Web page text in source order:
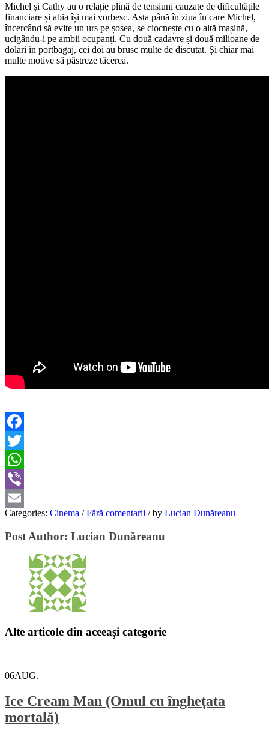
Michel și Cathy au o relație plină de tensiuni cauzate de dificultățile
financiare și abia își mai vorbesc. Asta până în ziua în care Michel,
încercând să evite un urs pe șosea, se ciocnește cu o altă mașină,
ucigându-i pe ambii ocupanți. Cu două cadavre și două milioane de
dolari în portbagaj, cei doi au brusc multe de discutat. Și chiar mai
multe motive să păstreze tăcerea.
Facebook
Twitter
WhatsApp
Viber
Email
Categories: Cinema / Fără comentarii /by Lucian Dunăreanu
Post Author: Lucian Dunăreanu
Alte articole din aceeași categorie
06AUG.
Ice Cream Man (Omul cu înghețata
mortală)